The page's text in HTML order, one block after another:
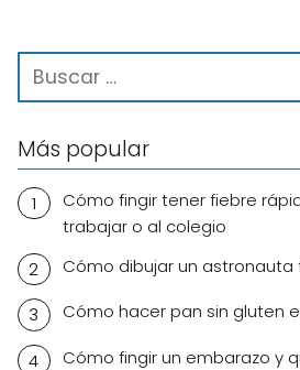
Más popular
Cómo fingir tener fiebre
trabajar o al colegio
Cómo dibujar un
Cómo hacer pan sin gluten
Cómo fingir un embarazo y